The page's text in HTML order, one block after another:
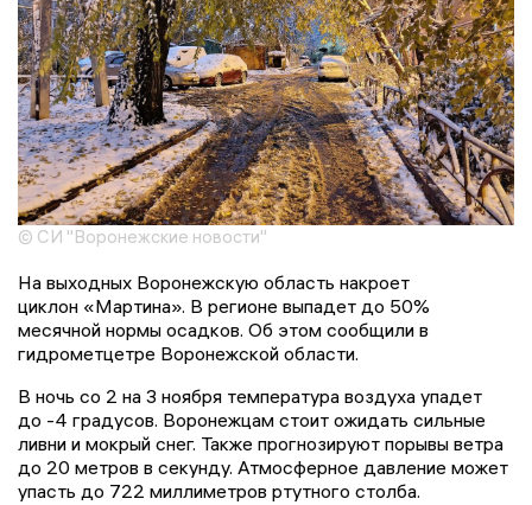
© СИ "Воронежские новости"
На выходных Воронежскую область накроет
циклон «Мартина». В регионе выпадет до 50%
месячной нормы осадков. Об этом сообщили в
гидрометцетре Воронежской области.
В ночь со 2 на 3 ноября температура воздуха упадет
до -4 градусов. Воронежцам стоит ожидать сильные
ливни и мокрый снег. Также прогнозируют порывы ветра
до 20 метров в секунду. Атмосферное давление может
упасть до 722 миллиметров ртутного столба.